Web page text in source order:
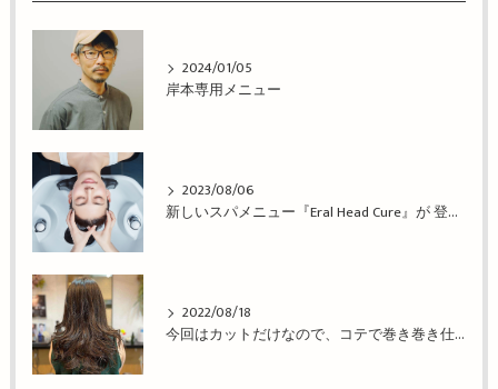
2024/01/05
岸本専用メニュー
2023/08/06
新しいスパメニュー『Eral Head Cure』が 登場！姫路市の美容院BEREA(ベレア)はお客様のキレイを叶える美容室／ヘアサロン
2022/08/18
今回はカットだけなので、コテで巻き巻き仕上げ！姫路市の美容院BEREA(ベレア)はお客様のキレイを叶える美容室／ヘアサロン